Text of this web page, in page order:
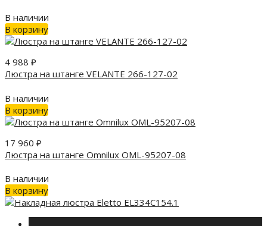
В наличии
В корзину
4 988 ₽
Люстра на штанге VELANTE 266-127-02
В наличии
В корзину
17 960 ₽
Люстра на штанге Omnilux OML-95207-08
В наличии
В корзину